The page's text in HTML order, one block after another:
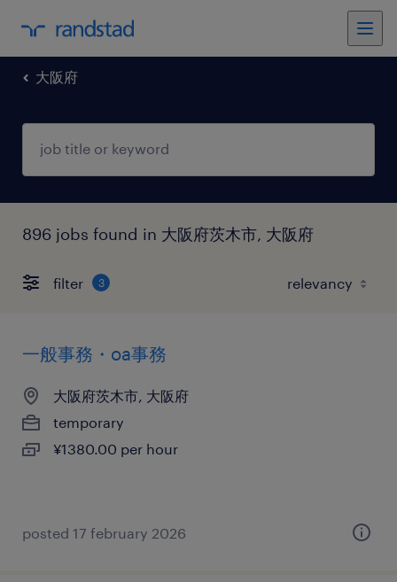
大阪府
896 jobs found in 大阪府茨木市, 大阪府
filter 3
一般事務・oa事務
大阪府茨木市, 大阪府
temporary
¥1380.00 per hour
posted 17 february 2026